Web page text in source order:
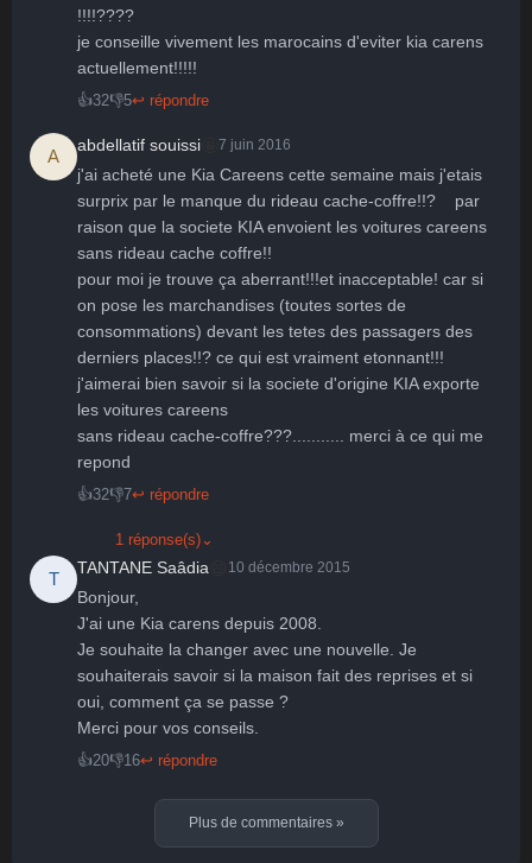
!!!!????
je conseille vivement les marocains d'eviter kia carens
actuellement!!!!!
👍32👎5↩ répondre
A
abdellatif souissi 7 juin 2016
j'ai acheté une Kia Careens cette semaine mais j'etais
surprix par le manque du rideau cache-coffre!!?    par
raison que la societe KIA envoient les voitures careens
sans rideau cache coffre!!
pour moi je trouve ça aberrant!!!et inacceptable! car si
on pose les marchandises (toutes sortes de
consommations) devant les tetes des passagers des
derniers places!!? ce qui est vraiment etonnant!!!
j'aimerai bien savoir si la societe d'origine KIA exporte
les voitures careens
sans rideau cache-coffre???........... merci à ce qui me
repond
👍32👎7↩ répondre
1 réponse(s) ⌄
T
TANTANE Saâdia 10 décembre 2015
Bonjour,
J'ai une Kia carens depuis 2008.
Je souhaite la changer avec une nouvelle. Je
souhaiterais savoir si la maison fait des reprises et si
oui, comment ça se passe ?
Merci pour vos conseils.
👍20👎16↩ répondre
Plus de commentaires »